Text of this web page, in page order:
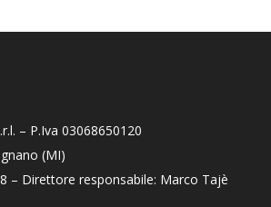
– P.Iva 03068650120
(MI)
– Direttore responsabile: Marco Tajè